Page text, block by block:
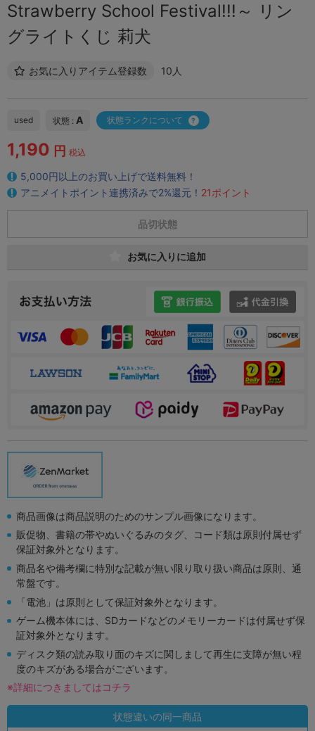
Strawberry School Festival!!!～ リン
グライトくじ 莉犬
お気に入りアイテム登録数 10人
used 状態 : A 状態ランクについて
1,190 円 税込
5,000円以上のお買い上げで送料無料！
アニメイトポイント連携済みで2%還元！ 21ポイント
品切状態
お気に入りに追加
商品画像は商品説明のためのサンプル画像になります。
販促物、書籍の帯やぬいぐるみのタグ、コード類は原則付属せず
保証対象外となります。
商品名や備考欄に特別な記載が無い限り取り扱い商品は原則、通
常盤です。
「電池」は原則として保証対象外となります。
ゲーム機本体には、SDカードなどのメモリーカードは付属せず保
証対象外となります。
ディスク類の読み取り面のキズに関しまして再生に支障が無い程
度のキズがある場合がございます。
※詳細につきましてはコチラ
状態違いの同一商品